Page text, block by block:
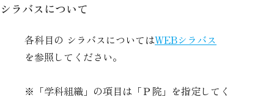
シラバスについて
各科目の シラバスについてはWEBシラバス
を参照してください。
※「学科組織」の項目は「Ｐ院」を指定してく